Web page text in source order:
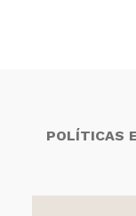
POLÍTICAS